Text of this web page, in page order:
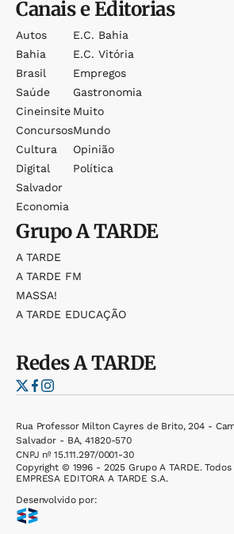
Canais e Editorias
Autos
Bahia
Brasil
Saúde
Cineinsite
Concursos
Cultura
Digital
Salvador
Economia
E.c. Bahia
E.c. Vitória
Empregos
Gastronomia
Muito
Mundo
Opinião
Política
GrupoA TARDE
A TARDE
A TARDE FM
MASSA!
A TARDE EDUCAÇÃO
RedesA TARDE
Rua Professor Milton Cayres de Brito, 204 -
Salvador - BA, 41820-570
CNPJ nº 15.111.297/0001-30
Copyright © 1996 - 2025 Grupo A TARDE.
EMPRESA EDITORA A TARDE S.A.
Desenvolvido por: